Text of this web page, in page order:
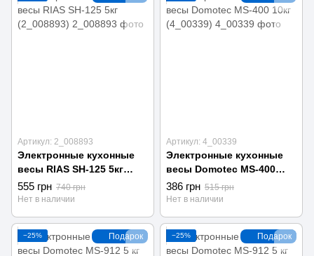
Артикул: 2_008893
Электронные кухонные
весы RIAS SH-125 5кг
(2_008893)
555 грн 740 грн
Нет в наличии
Артикул: 4_00339
Электронные кухонные
весы Domotec MS-400
10кг (4_00339)
386 грн 515 грн
Нет в наличии
Подарок
−25% Подарок
−25%